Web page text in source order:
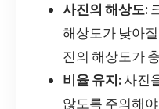
사진의 해상도:
해상도가 낮아
진의 해상도가
비율 유지:사진
않도록 주의해